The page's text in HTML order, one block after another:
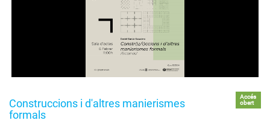
Construccions i d'altres manierismes
formals
Accés
obert